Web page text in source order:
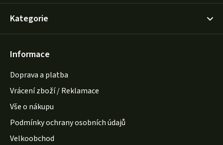
Kategorie
Informace
Doprava a platba
Vrácení zboží / Reklamace
Vše o nákupu
Podmínky ochrany osobních údajů
Velkoobchod